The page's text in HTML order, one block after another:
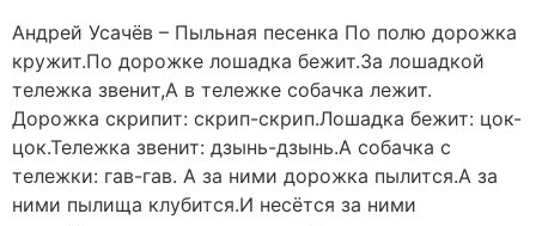
Андрей Усачёв – Пыльная песенка По полю дорожка
кружит.По дорожке лошадка бежит.За лошадкой
тележка звенит,А в тележке собачка лежит.
Дорожка скрипит: скрип-скрип.Лошадка бежит: цок-
цок.Тележка звенит: дзынь-дзынь.А собачка с
тележки: гав-гав. А за ними дорожка пылится.А за
ними пылища клубится.И несётся за ними